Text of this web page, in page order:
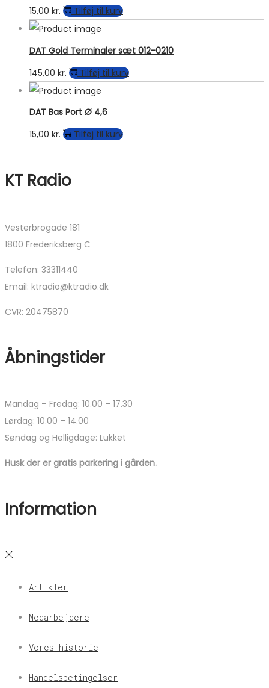
15,00 kr. Tilføj til kurv
DAT Gold Terminaler sæt 012-0210
145,00 kr. Tilføj til kurv
DAT Bas Port Ø 4,6
15,00 kr. Tilføj til kurv
KT Radio
Vesterbrogade 181
1800 Frederiksberg C
Telefon: 33311440
Email: ktradio@ktradio.dk
CVR: 20475870
Åbningstider
Mandag – Fredag: 10.00 – 17.30
Lørdag: 10.00 – 14.00
Søndag og Helligdage: Lukket
Husk der er gratis parkering i gården.
Information
Artikler
Medarbejdere
Vores historie
Handelsbetingelser